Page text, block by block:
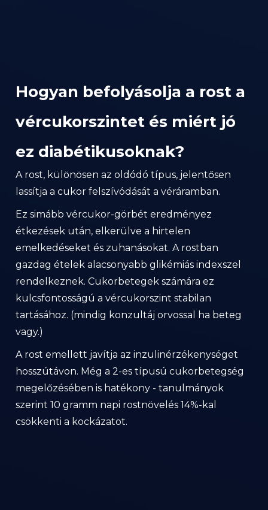
Hogyan befolyásolja a rost a
vércukorszintet és miért jó
ez diabétikusoknak?
A rost, különösen az oldódó típus, jelentősen
lassítja a cukor felszívódását a véráramban.
Ez simább vércukor-görbét eredményez
étkezések után, elkerülve a hirtelen
emelkedéseket és zuhanásokat. A rostban
gazdag ételek alacsonyabb glikémiás indexszel
rendelkeznek. Cukorbetegek számára ez
kulcsfontosságú a vércukorszint stabilan
tartásához. (mindig konzultáj orvossal ha beteg
vagy.)
A rost emellett javítja az inzulinérzékenységet
hosszútávon. Még a 2-es típusú cukorbetegség
megelőzésében is hatékony - tanulmányok
szerint 10 gramm napi rostnövelés 14%-kal
csökkenti a kockázatot.